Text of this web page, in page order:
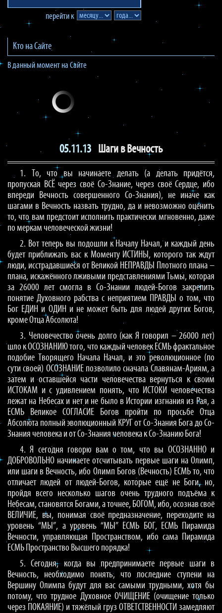
перейти к
Кто на Сайте
В данный момент на Сайте
05.11.13 Шаги в Вечность
1. То, что вы начинаете делать (а делать придётся,
пропуская ВСЁ через своё Cо-Знание, через своё Сердце, ибо
впереди Вечность совершенного Со-Знания), не иначе как
шагами в Вечность назвать трудно, да и невозможно оценить
то, что вам предстоит исполнить практически мгновенно, даже
по меркам человеческой жизни!
2. Вот теперь вы подошли к Началу Начал, и каждый день
будет приближать вас к Моменту ИСТИНЫ, которого так ждут
люди, исстрадавшиеся от Великой НЕПРАВДЫ Плотного плана –
плана, искажённого лживыми представлениями Тьмы, которая
за 26000 лет смогла в Со-Знании людей-Богов закрепить
понятие Духовного рабства с неприятием ПРАВДЫ о том, что
Бог ЕДИН и ОДИН и не может быть для людей других Богов,
кроме Отца Абсолюта!
3. Человечество очень долго (как Я говорил – 26000 лет)
шло к ОСОЗНАНИЮ того, что каждый человек ЕСМЬ фрактальное
подобие Творящего Начала Начал, и это революционное (по
сути своей) ОСОЗНАНИЕ позволило сначала Славянам-Ариям, а
затем и оставшейся части человечества вернуться к своим
ИСТОКАМ и с удивлением понять, что ИСТОКИ человечества
лежат на Небесах и нет и не было в Истории изгнания из Рая, а
ЕСМЬ Великое СОГЛАСИЕ Богов пройти по просьбе Отца
Абсолюта полный эволюционный КРУГ от Со-Знания Бога до Со-
Знания человека и от Со-Знания человека к Со-Знанию Бога!
4. Я сегодня говорю вам о том, что вы ОСОЗНАННО и
ДОБРОВОЛЬНО начинаете отсчитывать первые шаги на Олимп,
или шаги в Вечность, ибо Олимп Богов (Вечность) ЕСМЬ то, что
отличает людей от людей-Богов, которые ещё не Боги, но,
пройдя всего несколько шагов очень трудного подъёма к
Небесам, становятся Богами, а точнее, БОГОМ, ибо, осознав своё
ВЕЛИЧИЕ, вы, понимая своё предназначение, переходите на
уровень “МЫ”, а уровень “МЫ” ЕСМЬ БОГ, ЕСМЬ Пирамида
Вечности, управляющая Пространством, ибо сама Пирамида
ЕСМЬ Пространство Высшего порядка!
5. Сегодня, когда вы предпринимаете первые шаги в
Вечность, необходимо понять, что последние ступени на
Вершину Олимпа будут для вас самыми трудными, хотя бы
потому, что трудное Духовное ОЧИЩЕНИЕ (очищение только
через ПОКАЯНИЕ) и тяжёлый груз ОТВЕТСТВЕННОСТИ замедляют